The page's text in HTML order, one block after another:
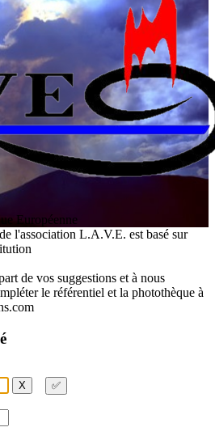
Européenne
l'association L.A.V.E. est basé sur
de vos suggestions et à nous
le référentiel et la photothèque à
X ✅